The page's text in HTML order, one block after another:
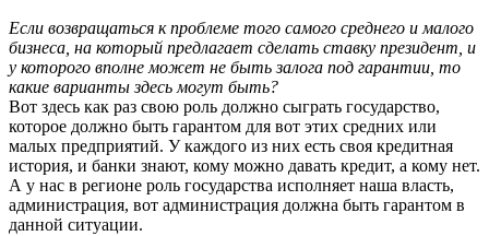
Если возвращаться к проблеме того самого среднего и малого
бизнеса, на который предлагает сделать ставку президент, и
у которого вполне может не быть залога под гарантии, то
какие варианты здесь могут быть?
Вот здесь как раз свою роль должно сыграть государство,
которое должно быть гарантом для вот этих средних или
малых предприятий. У каждого из них есть своя кредитная
история, и банки знают, кому можно давать кредит, а кому нет.
А у нас в регионе роль государства исполняет наша власть,
администрация, вот администрация должна быть гарантом в
данной ситуации.